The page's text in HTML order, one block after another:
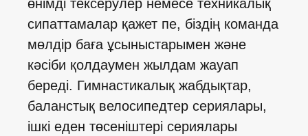
өнімді тексерулер немесе техникалық
сипаттамалар қажет пе, біздің команда
мөлдір баға ұсыныстарымен және
кәсіби қолдаумен жылдам жауап
береді. Гимнастикалық жабдықтар,
баланстық велосипедтер сериялары,
ішкі еден төсеніштері сериялары